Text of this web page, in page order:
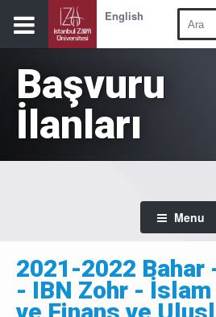
English
Başvuru
İlanları
Menu
2021-2022 Bahar
- IBN Zohr -